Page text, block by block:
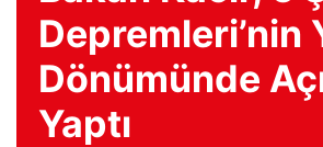
Depremleri’nin
Dönümünde
Yaptı